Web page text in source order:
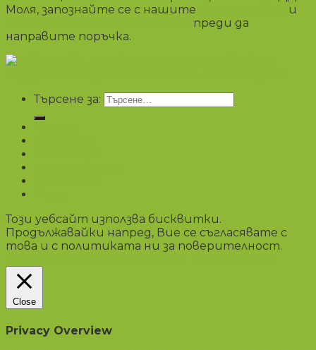
Моля, запознайте се с нашите
и
преди да
направите поръчка.
Търсене за:
Този уебсайт използва бисквитки.
Продължавайки напред, Вие се съгласявате с
това и с политиката ни за поверителност.
Close
Privacy Overview